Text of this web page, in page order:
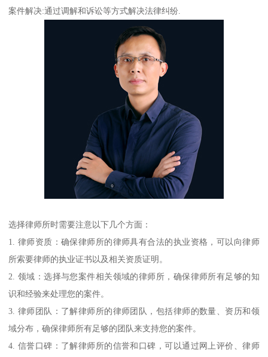
案件解决:通过调解和诉讼等方式解决法律纠纷.
选择律师所时需要注意以下几个方面：
1. 律师资质：确保律师所的律师具有合法的执业资格，可以向律师
所索要律师的执业证书以及相关资质证明。
2. 领域：选择与您案件相关领域的律师所，确保律师所有足够的知
识和经验来处理您的案件。
3. 律师团队：了解律师所的律师团队，包括律师的数量、资历和领
域分布，确保律师所有足够的团队来支持您的案件。
4. 信誉口碑：了解律师所的信誉和口碑，可以通过网上评价、律师